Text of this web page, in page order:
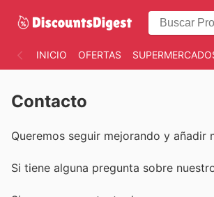
INICIO OFERTAS
Contacto
Queremos seguir mejorando y añadir
Si tiene alguna pregunta sobre